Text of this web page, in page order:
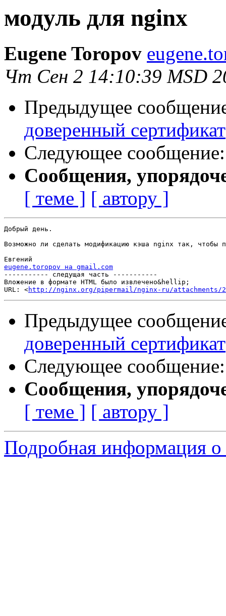
модуль для nginx
Eugene Toropov
Чт Сен 2 14:10:39 MSD
Предыдущее
доверенный сертификат
Следующее
Сообщения,
[ теме ] [ автору ]
Добрый день.
Возможно ли сделать модификацию кэша nginx так, чтобы
eugene.toropov на gmail.com
----------- следущая часть -----------
Вложение в формате HTML было извлечено&hellip;
URL: <http://nginx.org/pipermail/nginx-ru/attachments/
Предыдущее
доверенный сертификат
Следующее
Сообщения,
[ теме ] [ автору ]
Подробная информация